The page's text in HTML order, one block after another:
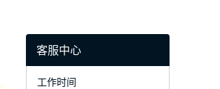
客服中心
工作时间